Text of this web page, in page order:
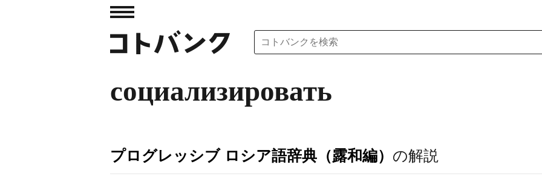
социализировать
プログレッシブ ロシア語辞典（露和編） の解説